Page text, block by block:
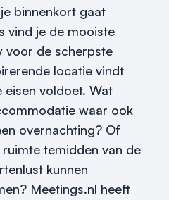
binnenkort gaat
vind je de mooiste
voor de scherpste
locatie vindt
eisen voldoet. Wat
waar ook
overnachting? Of
temidden van de
kunnen
Meetings.nl heeft